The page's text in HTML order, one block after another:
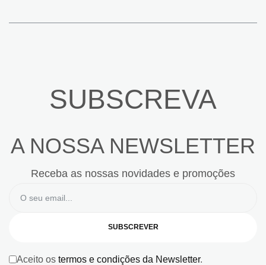
SUBSCREVA
A NOSSA NEWSLETTER
Receba as nossas novidades e promoções
SUBSCREVER
Aceito os termos e condições da Newsletter.